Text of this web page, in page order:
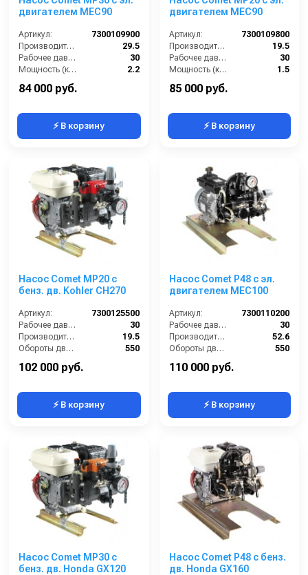
двигателем MEC90
Артикул:
7300109900
Производительность (л/мин):
29.5
Рабочее давление (бар):
30
Мощность (кВт):
2.2
Обороты двигателя (об/мин):
84 000 руб.
⚡ В корзину
двигателем MEC90
Артикул:
7300109800
Производительность (л/мин):
19.5
Рабочее давление (бар):
30
Мощность (кВт):
1.5
Обороты двигателя (об/мин):
85 000 руб.
⚡ В корзину
Насос Comet МР20 с
бенз. дв. Kohler CH270
Артикул:
7300125500
Рабочее давление (бар):
30
Производительность (л/мин):
19.5
Обороты двигателя (об/мин):
550
102 000 руб.
⚡ В корзину
Насос Comet P48 с эл.
двигателем MEC100
Артикул:
7300110200
Рабочее давление (бар):
30
Производительность (л/мин):
52.6
Обороты двигателя (об/мин):
550
110 000 руб.
⚡ В корзину
Насос Comet МР30 с
бенз. дв. Honda GX120
Насос Comet P48 с бенз.
дв. Honda GX160